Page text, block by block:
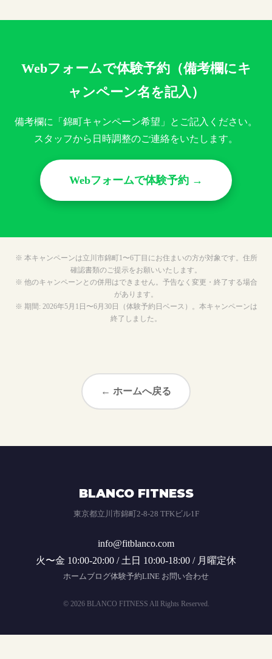
Webフォームで体験予約（備考欄にキ
ャンペーン名を記入）
備考欄に「錦町キャンペーン希望」とご記入ください。
スタッフから日時調整のご連絡をいたします。
Webフォームで体験予約 →
※ 本キャンペーンは立川市錦町1〜6丁目にお住まいの方が対象です。住所
確認書類のご提示をお願いいたします。
※ 他のキャンペーンとの併用はできません。予告なく変更・終了する場合
があります。
※ 期間: 2026年5月1日〜6月30日（体験予約日ベース）。本キャンペーンは
終了しました。
← ホームへ戻る
BLANCO FITNESS
東京都立川市錦町2-8-28 TFKビル1F
info@fitblanco.com
火〜金 10:00-20:00 / 土日 10:00-18:00 / 月曜定休
ホーム ブログ体験予約LINE お問い合わせ
© 2026 BLANCO FITNESS All Rights Reserved.